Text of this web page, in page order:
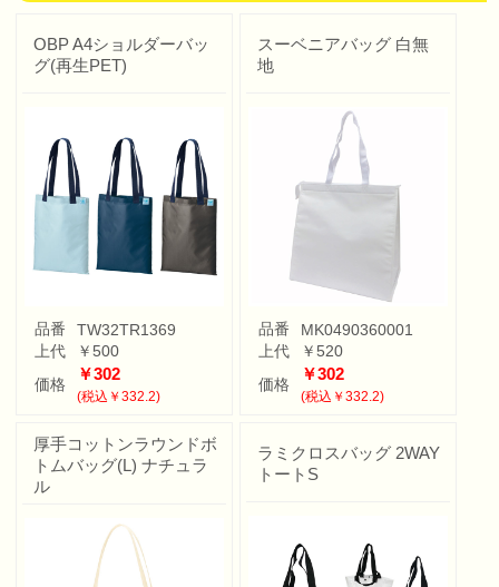
OBP A4ショルダーバッ
グ(再生PET)
品番
TW32TR1369
上代
￥500
価格
￥302
(税込￥332.2)
スーベニアバッグ 白無
地
品番
MK0490360001
上代
￥520
価格
￥302
(税込￥332.2)
厚手コットンラウンドボ
トムバッグ(L) ナチュラ
ル
ラミクロスバッグ 2WAY
トートS